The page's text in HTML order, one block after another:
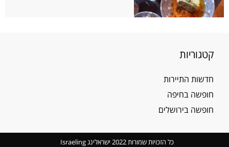
קטגוריות
חדשות התיירות
חופשה בחיפה
חופשה בירושלים
כל הזכויות שמורות 2022 ישראלינג Israeling